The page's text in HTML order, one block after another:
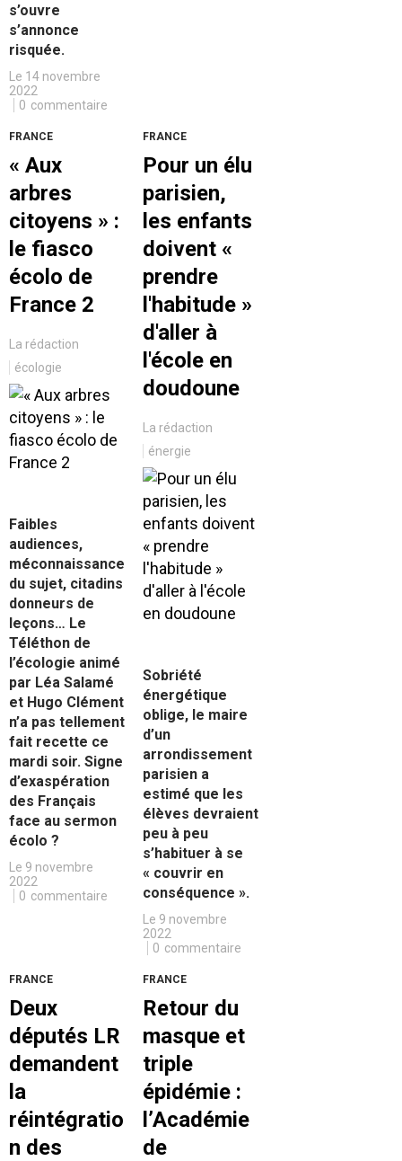
s’ouvre
s’annonce
risquée.
Le 14 novembre
2022
0 commentaire
FRANCE
« Aux
arbres
citoyens » :
le fiasco
écolo de
France 2
La rédaction
écologie
Faibles
audiences,
méconnaissance
du sujet, citadins
donneurs de
leçons… Le
Téléthon de
l’écologie animé
par Léa Salamé
et Hugo Clément
n’a pas tellement
fait recette ce
mardi soir. Signe
d’exaspération
des Français
face au sermon
écolo ?
Le 9 novembre
2022
0 commentaire
FRANCE
Pour un élu
parisien,
les enfants
doivent «
prendre
l'habitude »
d'aller à
l'école en
doudoune
La rédaction
énergie
Sobriété
énergétique
oblige, le maire
d’un
arrondissement
parisien a
estimé que les
élèves devraient
peu à peu
s’habituer à se
« couvrir en
conséquence ».
Le 9 novembre
2022
0 commentaire
FRANCE
Deux
députés LR
demandent
la
réintégratio
n des
FRANCE
Retour du
masque et
triple
épidémie :
l’Académie
de